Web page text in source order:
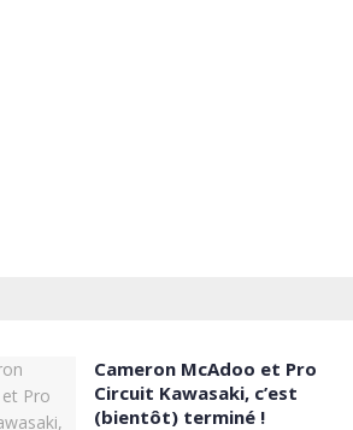
Cameron McAdoo et Pro
Circuit Kawasaki, c’est
(bientôt) terminé !